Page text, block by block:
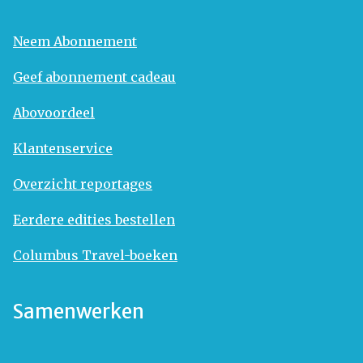
Neem Abonnement
Geef abonnement cadeau
Abovoordeel
Klantenservice
Overzicht reportages
Eerdere edities bestellen
Columbus Travel-boeken
Samenwerken